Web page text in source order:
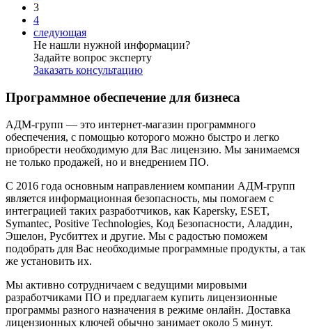
3
4
следующая
Не нашли нужной информации?
Задайте вопрос эксперту
Заказать консультацию
Программное обеспечение для бизнеса
АДМ-групп — это интернет-магазин программного
обеспечения, с помощью которого можно быстро и легко
приобрести необходимую для Вас лицензию. Мы занимаемся
не только продажей, но и внедрением ПО.
С 2016 года основным направлением компании АДМ-групп
является информационная безопасность, мы помогаем с
интеграцией таких разработчиков, как Kapersky, ESET,
Symantec, Positive Technologies, Код Безопасности, Аладдин,
Эшелон, Русбиттех и другие. Мы с радостью поможем
подобрать для Вас необходимые программные продукты, а так
же установить их.
Мы активно сотрудничаем с ведущими мировыми
разработчиками ПО и предлагаем купить лицензионные
программы разного назначения в режиме онлайн. Доставка
лицензионных ключей обычно занимает около 5 минут.